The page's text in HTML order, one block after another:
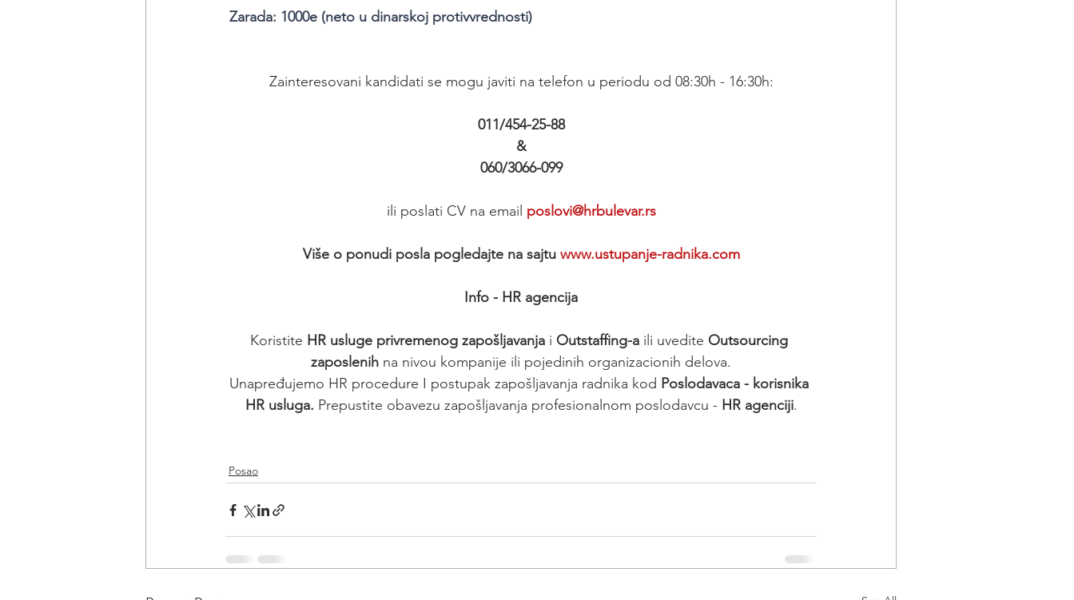
Zarada: 1000e (neto u dinarskoj protivvrednosti)
Zainteresovani kandidati se mogu javiti na telefon u periodu od 08:30h - 16:30h:
011/454-25-88
&
060/3066-099
ili poslati CV na email poslovi@hrbulevar.rs
Više o ponudi posla pogledajte na sajtu www.ustupanje-radnika.com
Info - HR agencija
Koristite HR usluge privremenog zapošljavanja i Outstaffing-a ili uvedite Outsourcing
zaposlenih na nivou kompanije ili pojedinih organizacionih delova.
Unapređujemo HR procedure I postupak zapošljavanja radnika kod Poslodavaca - korisnika
HR usluga. Prepustite obavezu zapošljavanja profesionalnom poslodavcu - HR agenciji.
Posao